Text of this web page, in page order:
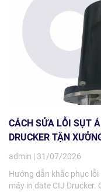
CÁCH SỬA LỖI SỤT
DRUCKER TẬN
admin | 31/07/2026
Hướng dẫn khắc phục
máy in date CIJ